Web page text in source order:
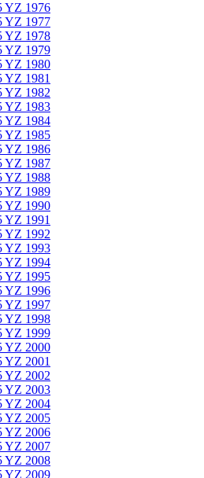
YZ 1976
YZ 1977
YZ 1978
YZ 1979
YZ 1980
YZ 1981
YZ 1982
YZ 1983
YZ 1984
YZ 1985
YZ 1986
YZ 1987
YZ 1988
YZ 1989
YZ 1990
YZ 1991
YZ 1992
YZ 1993
YZ 1994
YZ 1995
YZ 1996
YZ 1997
YZ 1998
YZ 1999
YZ 2000
YZ 2001
YZ 2002
YZ 2003
YZ 2004
YZ 2005
YZ 2006
YZ 2007
YZ 2008
YZ 2009